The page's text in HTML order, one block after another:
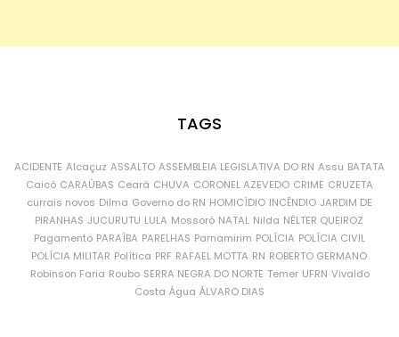
TAGS
ACIDENTE Alcaçuz ASSALTO ASSEMBLEIA LEGISLATIVA DO RN Assu BATATA
Caicó CARAÚBAS Ceará CHUVA CORONEL AZEVEDO CRIME CRUZETA
currais novos Dilma Governo do RN HOMICÍDIO INCÊNDIO JARDIM DE
PIRANHAS JUCURUTU LULA Mossoró NATAL Nilda NÉLTER QUEIROZ
Pagamento PARAÍBA PARELHAS Parnamirim POLÍCIA POLÍCIA CIVIL
POLÍCIA MILITAR Política PRF RAFAEL MOTTA RN ROBERTO GERMANO
Robinson Faria Roubo SERRA NEGRA DO NORTE Temer UFRN Vivaldo
Costa Água ÁLVARO DIAS